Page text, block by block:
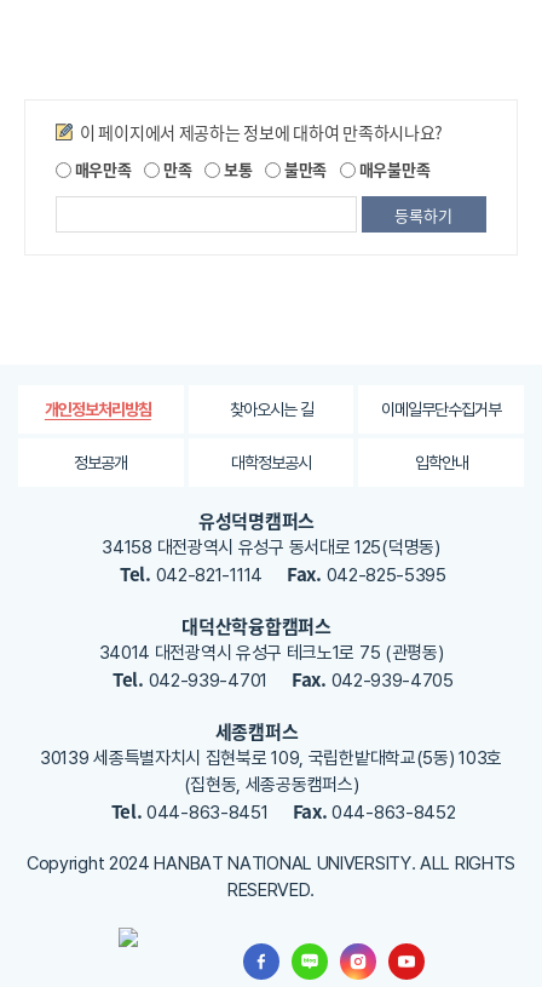
만족도조사
이 페이지에서 제공하는 정보에 대하여 만족하시나요?
매우만족 만족 보통 불만족 매우불만족
공
되
는
가
용
해
주
개인정보처리방침 찾아오시는 길 이메일무단수집거부
정보공개 대학정보공시 입학안내
유성덕명캠퍼스
34158 대전광역시 유성구 동서대로 125(덕명동)
Tel. 042-821-1114 Fax. 042-825-5395
대덕산학융합캠퍼스
34014 대전광역시 유성구 테크노1로 75 (관평동)
Tel. 042-939-4701 Fax. 042-939-4705
세종캠퍼스
30139 세종특별자치시 집현북로 109, 국립한밭대학교(5동) 103호
(집현동, 세종공동캠퍼스)
Tel.044-863-8451 Fax. 044-863-8452
Copyright 2024 HANBAT NATIONAL UNIVERSITY. ALL RIGHTS
RESERVED.